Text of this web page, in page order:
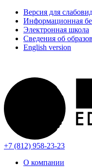
Версия для
Информационная
Электронная школа
Сведения об
English version
+7 (812) 958-23-23
О компании